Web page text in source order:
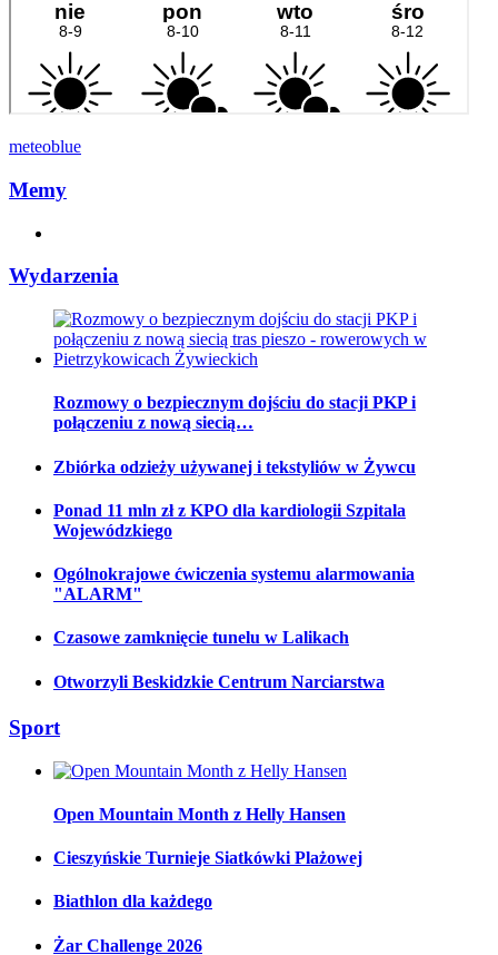
meteoblue
Memy
Wydarzenia
Rozmowy o bezpiecznym dojściu do stacji PKP i
połączeniu z nową siecią…
Zbiórka odzieży używanej i tekstyliów w Żywcu
Ponad 11 mln zł z KPO dla kardiologii Szpitala
Wojewódzkiego
Ogólnokrajowe ćwiczenia systemu alarmowania
"ALARM"
Czasowe zamknięcie tunelu w Lalikach
Otworzyli Beskidzkie Centrum Narciarstwa
Sport
Open Mountain Month z Helly Hansen
Cieszyńskie Turnieje Siatkówki Plażowej
Biathlon dla każdego
Żar Challenge 2026